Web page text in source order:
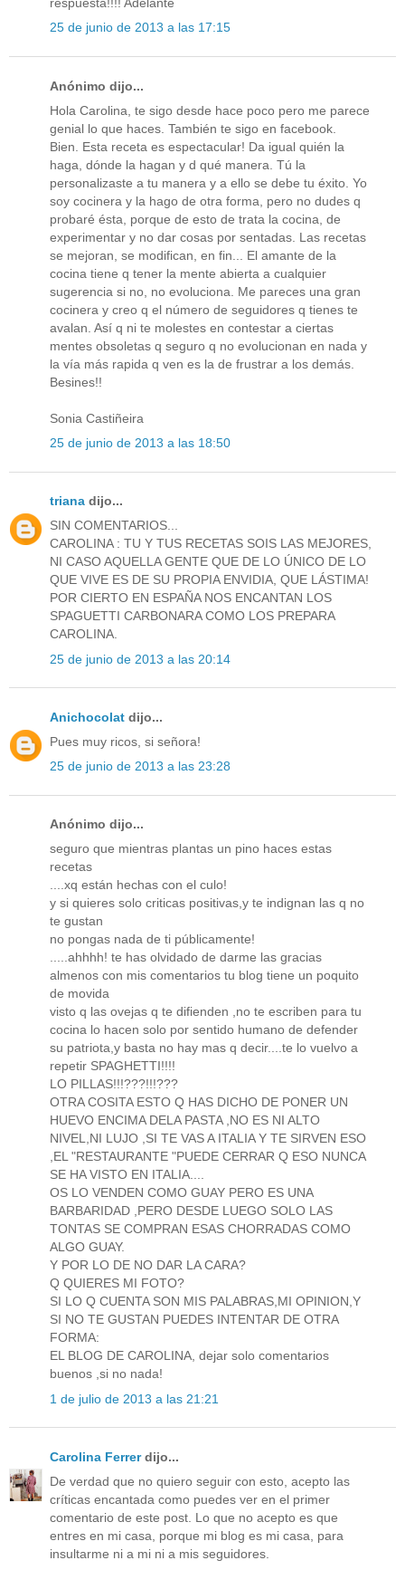
respuesta!!!! Adelante
25 de junio de 2013 a las 17:15
Anónimo dijo...
Hola Carolina, te sigo desde hace poco pero me parece
genial lo que haces. También te sigo en facebook.
Bien. Esta receta es espectacular! Da igual quién la
haga, dónde la hagan y d qué manera. Tú la
personalizaste a tu manera y a ello se debe tu éxito. Yo
soy cocinera y la hago de otra forma, pero no dudes q
probaré ésta, porque de esto de trata la cocina, de
experimentar y no dar cosas por sentadas. Las recetas
se mejoran, se modifican, en fin... El amante de la
cocina tiene q tener la mente abierta a cualquier
sugerencia si no, no evoluciona. Me pareces una gran
cocinera y creo q el número de seguidores q tienes te
avalan. Así q ni te molestes en contestar a ciertas
mentes obsoletas q seguro q no evolucionan en nada y
la vía más rapida q ven es la de frustrar a los demás.
Besines!!
Sonia Castiñeira
25 de junio de 2013 a las 18:50
triana dijo...
SIN COMENTARIOS...
CAROLINA : TU Y TUS RECETAS SOIS LAS MEJORES,
NI CASO AQUELLA GENTE QUE DE LO ÚNICO DE LO
QUE VIVE ES DE SU PROPIA ENVIDIA, QUE LÁSTIMA!
POR CIERTO EN ESPAÑA NOS ENCANTAN LOS
SPAGUETTI CARBONARA COMO LOS PREPARA
CAROLINA.
25 de junio de 2013 a las 20:14
Anichocolat dijo...
Pues muy ricos, si señora!
25 de junio de 2013 a las 23:28
Anónimo dijo...
seguro que mientras plantas un pino haces estas
recetas
....xq están hechas con el culo!
y si quieres solo criticas positivas,y te indignan las q no
te gustan
no pongas nada de ti públicamente!
.....ahhhh! te has olvidado de darme las gracias
almenos con mis comentarios tu blog tiene un poquito
de movida
visto q las ovejas q te difienden ,no te escriben para tu
cocina lo hacen solo por sentido humano de defender
su patriota,y basta no hay mas q decir....te lo vuelvo a
repetir SPAGHETTI!!!!
LO PILLAS!!!???!!!???
OTRA COSITA ESTO Q HAS DICHO DE PONER UN
HUEVO ENCIMA DELA PASTA ,NO ES NI ALTO
NIVEL,NI LUJO ,SI TE VAS A ITALIA Y TE SIRVEN ESO
,EL "RESTAURANTE "PUEDE CERRAR Q ESO NUNCA
SE HA VISTO EN ITALIA....
OS LO VENDEN COMO GUAY PERO ES UNA
BARBARIDAD ,PERO DESDE LUEGO SOLO LAS
TONTAS SE COMPRAN ESAS CHORRADAS COMO
ALGO GUAY.
Y POR LO DE NO DAR LA CARA?
Q QUIERES MI FOTO?
SI LO Q CUENTA SON MIS PALABRAS,MI OPINION,Y
SI NO TE GUSTAN PUEDES INTENTAR DE OTRA
FORMA:
EL BLOG DE CAROLINA, dejar solo comentarios
buenos ,si no nada!
1 de julio de 2013 a las 21:21
Carolina Ferrerdijo...
De verdad que no quiero seguir con esto, acepto las
críticas encantada como puedes ver en el primer
comentario de este post. Lo que no acepto es que
entres en mi casa, porque mi blog es mi casa, para
insultarme ni a mi ni a mis seguidores.